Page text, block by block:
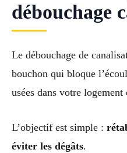
débouchage
Le débouchage de
bouchon qui bloque
usées dans votre
L’objectif est simple :
éviter les dégâts.